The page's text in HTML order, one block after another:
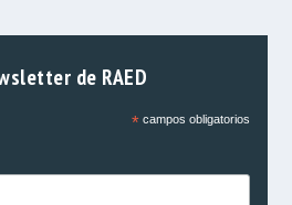
de RAED
*campos obligatorios